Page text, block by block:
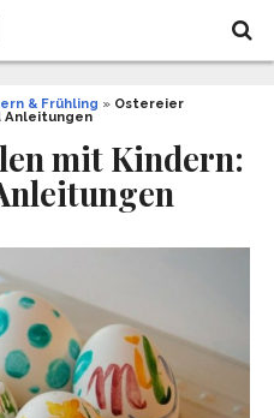
& Frühling » Ostereier
Anleitungen
mit Kindern: